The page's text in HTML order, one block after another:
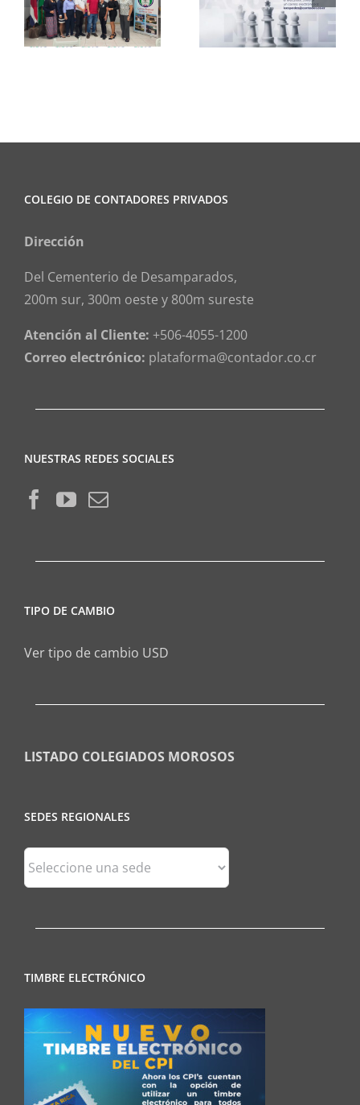
Ajedrez
Informa
COLEGIO DE CONTADORES PRIVADOS
Dirección
Del Cementerio de Desamparados,
200m sur, 300m oeste y 800m sureste
Atención al Cliente: +506-4055-1200
Correo electrónico: plataforma@contador.co.cr
NUESTRAS REDES SOCIALES
TIPO DE CAMBIO
Ver tipo de cambio USD
LISTADO COLEGIADOS MOROSOS
SEDES REGIONALES
Sedes
Regionales
TIMBRE ELECTRÓNICO